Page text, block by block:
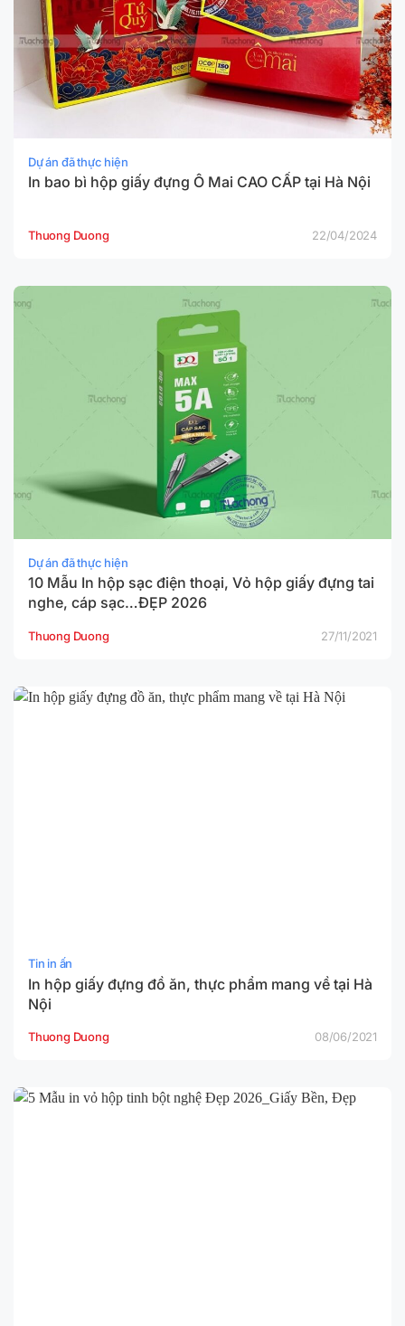
Dự án đã thực hiện
In bao bì hộp giấy đựng Ô Mai CAO CẤP tại Hà Nội
Thuong Duong 22/04/2024
Dự án đã thực hiện
10 Mẫu In hộp sạc điện thoại, Vỏ hộp giấy đựng tai
nghe, cáp sạc…ĐẸP 2026
Thuong Duong 27/11/2021
Tin in ấn
In hộp giấy đựng đồ ăn, thực phẩm mang về tại Hà
Nội
Thuong Duong 08/06/2021